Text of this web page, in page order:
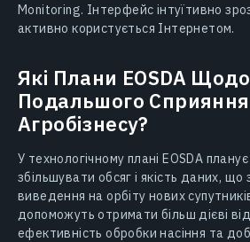
Monitoring. Інтерфейс інтуїтивно
активно користується Інтернетом.
Які Плани EOSDA Щодо
Подальшого Сприяння
Агробізнесу?
У технологічному плані EOSDA планує
збільшувати обсяг і якість даних,
виведення на орбіту нових
допоможуть отримати більш дієві
ефективність обробки насіння та